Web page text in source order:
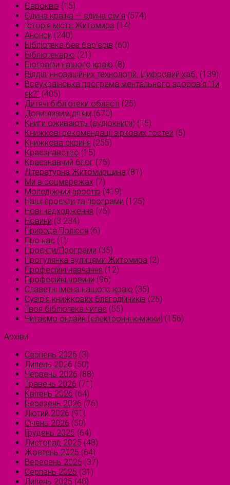
Євроквіз (15)
Єдина країна — єдина сім’я (574)
Історія міста Житомира (14)
Анонси (240)
Бібліотека без бар'єрів (60)
Бібліотекарю (21)
Біографи нашого краю (8)
Відділ інноваційних технологій. Цифровий хаб. (139)
Всеукраїнська програма ментального здоров'я "Ти
як?" (405)
Дитячі бібліотеки області (25)
Допитливим дітям (670)
Книги оживають (аудіокниги) (15)
Книжкові рекомендації зіркових гостей (5)
Книжкова скриня (255)
Краєзнавство (15)
Краєзнавчий блог (75)
Літературна Житомирщина (81)
Ми в соцмережах (7)
Молодіжний простір (419)
Наші проєкти та програми (125)
Нові надходження (75)
Новини (3 234)
Природа Полісся (6)
Про нас (1)
Проєкти/Програми (35)
Прогулянка вулицями Житомира (2)
Професійні навчання (12)
Професійні новини (96)
Славетні імена нашого краю (35)
Сузірʼя книжкових благодійників (25)
Твоя бібліотека читає (55)
Читаємо онлайн (електронні книжки) (156)
Архіви
Серпень 2026 (3)
Липень 2026 (50)
Червень 2026 (88)
Травень 2026 (71)
Квітень 2026 (64)
Березень 2026 (76)
Лютий 2026 (91)
Січень 2026 (50)
Грудень 2025 (64)
Листопад 2025 (48)
Жовтень 2025 (64)
Вересень 2025 (37)
Серпень 2025 (31)
Липень 2025 (40)